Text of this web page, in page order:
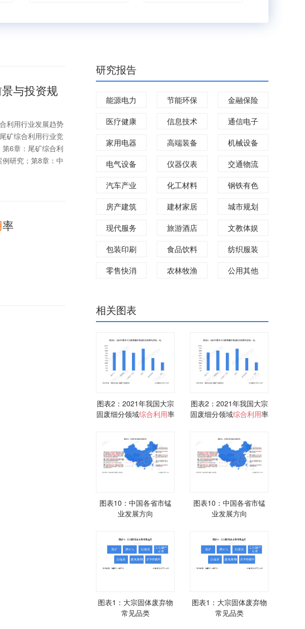
与投资规
利用行业发展趋势
矿综合利用行业竞
6章：尾矿综合利
研究；第8章：中
率
研究报告
能源电力 节能环保
金融保险
医疗健康
信息技术
通信电子
家用电器
高端装备
机械设备
电气设备
仪器仪表
交通物流
汽车产业
化工材料
钢铁有色
房产建筑
建材家居
城市规划
现代服务
旅游酒店
文教体娱
包装印刷
食品饮料
纺织服装
零售快消
农林牧渔 公用其他
相关图表
图表2：2021年我国大宗
固废细分领域综合利用率
图表2：2021年我国大宗
固废细分领域综合利用率
图表10：中国各省市锰
业发展方向
图表10：中国各省市锰
业发展方向
图表1：大宗固体废弃物
常见品类
图表1：大宗固体废弃物
常见品类